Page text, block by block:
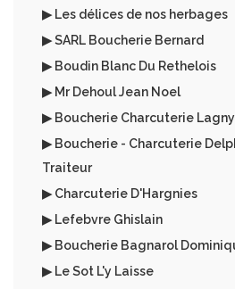
▶ Les délices de nos herbages
▶ SARL Boucherie Bernard
▶ Boudin Blanc Du Rethelois
▶ Mr Dehoul Jean Noel
▶ Boucherie Charcuterie Lagny
▶ Boucherie - Charcuterie
Traiteur
▶ Charcuterie D'Hargnies
▶ Lefebvre Ghislain
▶ Boucherie Bagnarol
▶ Le Sot L'y Laisse